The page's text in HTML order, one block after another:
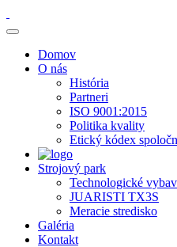
Domov
O nás
História
Partneri
ISO 9001:2015
Politika kvality
Etický kódex
Strojový park
Technologické
JUARISTI TX3S
Meracie stredisko
Galéria
Kontakt